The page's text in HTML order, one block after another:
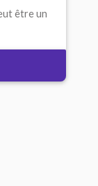
être un